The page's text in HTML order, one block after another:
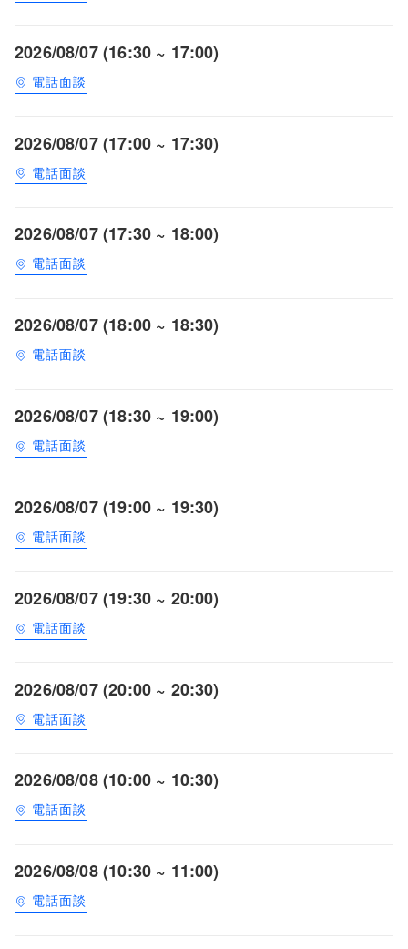
2026/08/07 (16:30 ~ 17:00)
電話面談
2026/08/07 (17:00 ~ 17:30)
電話面談
2026/08/07 (17:30 ~ 18:00)
電話面談
2026/08/07 (18:00 ~ 18:30)
電話面談
2026/08/07 (18:30 ~ 19:00)
電話面談
2026/08/07 (19:00 ~ 19:30)
電話面談
2026/08/07 (19:30 ~ 20:00)
電話面談
2026/08/07 (20:00 ~ 20:30)
電話面談
2026/08/08 (10:00 ~ 10:30)
電話面談
2026/08/08 (10:30 ~ 11:00)
電話面談